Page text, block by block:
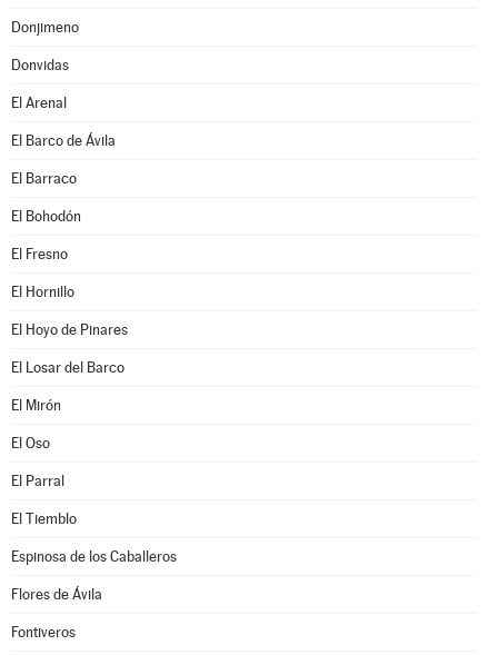
Donjimeno
Donvidas
El Arenal
El Barco de Ávila
El Barraco
El Bohodón
El Fresno
El Hornillo
El Hoyo de Pinares
El Losar del Barco
El Mirón
El Oso
El Parral
El Tiemblo
Espinosa de los Caballeros
Flores de Ávila
Fontiveros